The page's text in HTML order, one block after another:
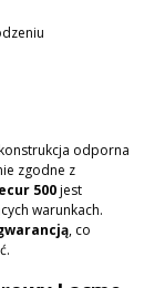
odporna
zgodne z
500jest
warunkach.
, co